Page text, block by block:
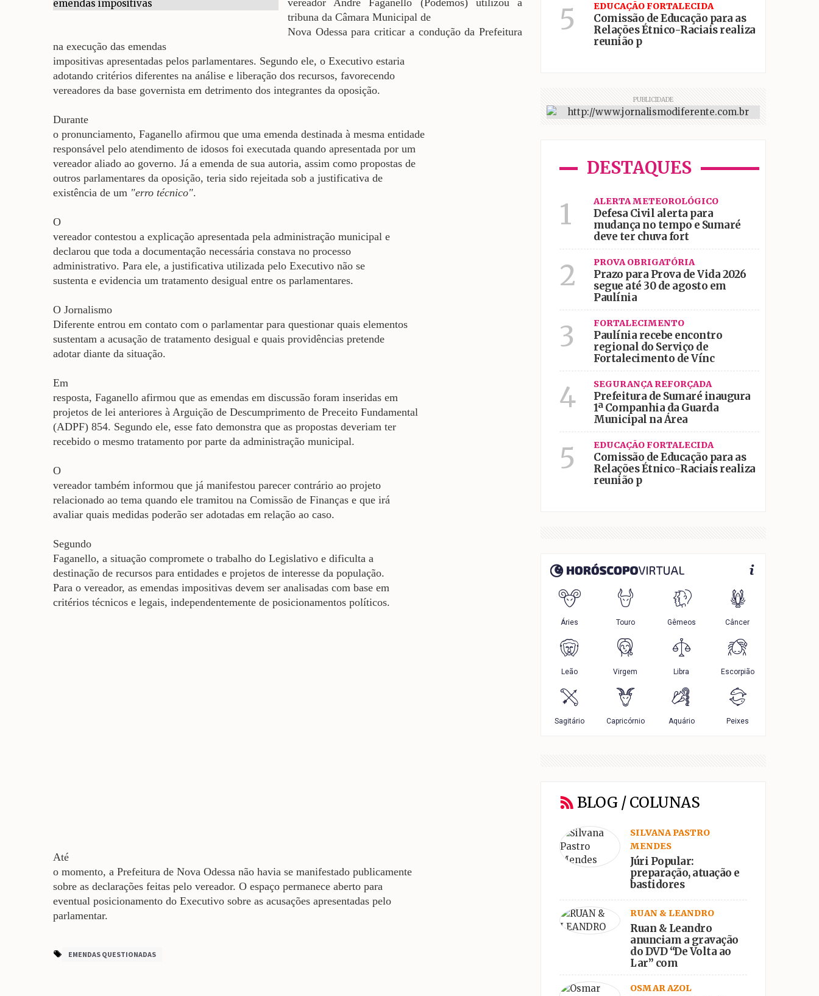
vereador André Faganello (Podemos) utilizou a
tribuna da Câmara Municipal de
Nova Odessa para criticar a condução da Prefeitura
na execução das emendas
impositivas apresentadas pelos parlamentares. Segundo ele, o Executivo estaria
adotando critérios diferentes na análise e liberação dos recursos, favorecendo
vereadores da base governista em detrimento dos integrantes da oposição.
Durante
o pronunciamento, Faganello afirmou que uma emenda destinada à mesma entidade
responsável pelo atendimento de idosos foi executada quando apresentada por um
vereador aliado ao governo. Já a emenda de sua autoria, assim como propostas de
outros parlamentares da oposição, teria sido rejeitada sob a justificativa de
existência de um "erro técnico".
O
vereador contestou a explicação apresentada pela administração municipal e
declarou que toda a documentação necessária constava no processo
administrativo. Para ele, a justificativa utilizada pelo Executivo não se
sustenta e evidencia um tratamento desigual entre os parlamentares.
O Jornalismo
Diferente entrou em contato com o parlamentar para questionar quais elementos
sustentam a acusação de tratamento desigual e quais providências pretende
adotar diante da situação.
Em
resposta, Faganello afirmou que as emendas em discussão foram inseridas em
projetos de lei anteriores à Arguição de Descumprimento de Preceito Fundamental
(ADPF) 854. Segundo ele, esse fato demonstra que as propostas deveriam ter
recebido o mesmo tratamento por parte da administração municipal.
O
vereador também informou que já manifestou parecer contrário ao projeto
relacionado ao tema quando ele tramitou na Comissão de Finanças e que irá
avaliar quais medidas poderão ser adotadas em relação ao caso.
Segundo
Faganello, a situação compromete o trabalho do Legislativo e dificulta a
destinação de recursos para entidades e projetos de interesse da população.
Para o vereador, as emendas impositivas devem ser analisadas com base em
critérios técnicos e legais, independentemente de posicionamentos políticos.
Até
o momento, a Prefeitura de Nova Odessa não havia se manifestado publicamente
sobre as declarações feitas pelo vereador. O espaço permanece aberto para
eventual posicionamento do Executivo sobre as acusações apresentadas pelo
parlamentar.
EMENDAS QUESTIONADAS
5 EDUCAÇÃO FORTALECIDA
Comissão de Educação para as
Relações Étnico-Raciais realiza
reunião p
PUBLICIDADE
DESTAQUES
1 ALERTA METEOROLÓGICO
Defesa Civil alerta para
mudança no tempo e Sumaré
deve ter chuva fort
2 PROVA OBRIGATÓRIA
Prazo para Prova de Vida 2026
segue até 30 de agosto em
Paulínia
3 FORTALECIMENTO
Paulínia recebe encontro
regional do Serviço de
Fortalecimento de Vínc
4 SEGURANÇA REFORÇADA
Prefeitura de Sumaré inaugura
1ª Companhia da Guarda
Municipal na Área
5 EDUCAÇÃO FORTALECIDA
Comissão de Educação para as
Relações Étnico-Raciais realiza
reunião p
BLOG / COLUNAS
SILVANA PASTRO
MENDES
Júri Popular:
preparação, atuação e
bastidores
RUAN & LEANDRO
Ruan & Leandro
anunciam a gravação
do DVD “De Volta ao
Lar” com
participações
especiais
OSMAR AZOL